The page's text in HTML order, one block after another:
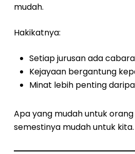
mudah.
Hakikatnya:
Setiap jurusan ada
Kejayaan bergantung
Minat lebih penting
Apa yang mudah untuk
semestinya mudah untuk kita.